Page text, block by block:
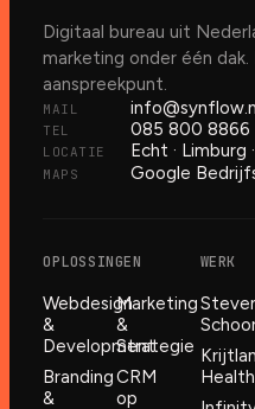
Digitaal bureau uit
marketing onder één
aanspreekpunt.
MAIL
TEL 085 800 8866
LOCATIE Echt ·
MAPS Google
OPLOSSINGEN
Webdesign
&
Development
Branding
&
Marketing
&
Strategie
CRM
op
WERK